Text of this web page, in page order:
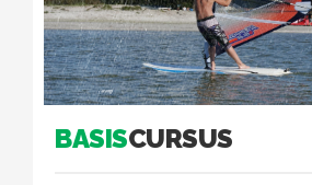
BASISCURSUS